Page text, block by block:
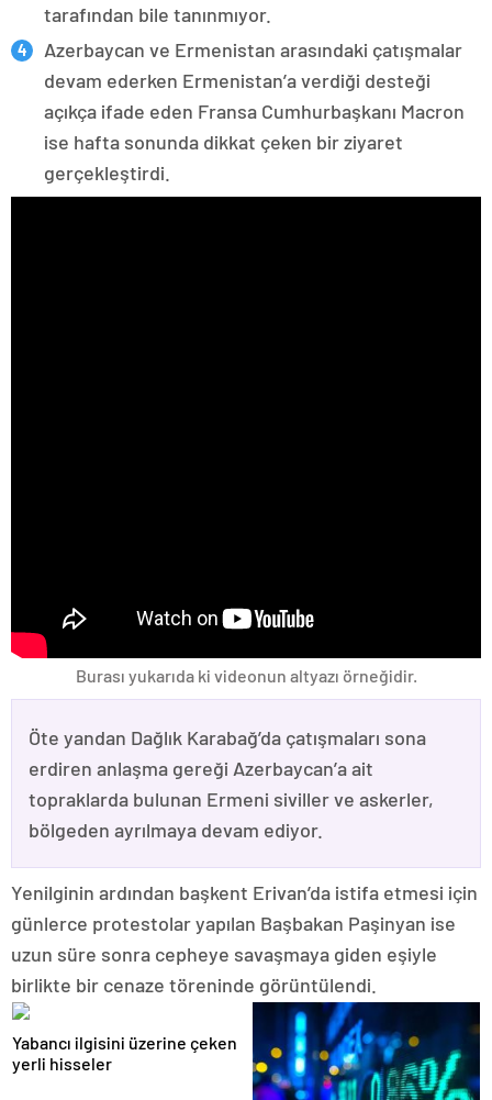
tarafından bile tanınmıyor.
Azerbaycan ve Ermenistan arasındaki çatışmalar
devam ederken Ermenistan’a verdiği desteği
açıkça ifade eden Fransa Cumhurbaşkanı Macron
ise hafta sonunda dikkat çeken bir ziyaret
gerçekleştirdi.
Burası yukarıda ki videonun altyazı örneğidir.
Öte yandan Dağlık Karabağ’da çatışmaları sona
erdiren anlaşma gereği Azerbaycan’a ait
topraklarda bulunan Ermeni siviller ve askerler,
bölgeden ayrılmaya devam ediyor.
Yenilginin ardından başkent Erivan’da istifa etmesi için
günlerce protestolar yapılan Başbakan Paşinyan ise
uzun süre sonra cepheye savaşmaya giden eşiyle
birlikte bir cenaze töreninde görüntülendi.
Yabancı ilgisini üzerine çeken
yerli hisseler